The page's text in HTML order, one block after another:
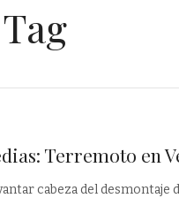
Terremoto en
cabeza del